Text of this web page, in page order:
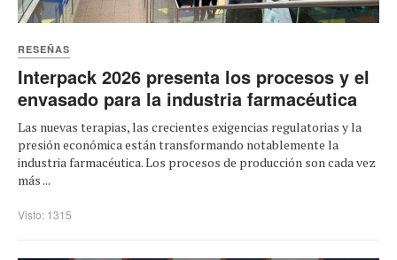
RESEÑAS
Interpack 2026 presenta los procesos y el
envasado para la industria farmacéutica
Las nuevas terapias, las crecientes exigencias regulatorias y la
presión económica están transformando notablemente la
industria farmacéutica. Los procesos de producción son cada vez
más ...
Visto: 1315